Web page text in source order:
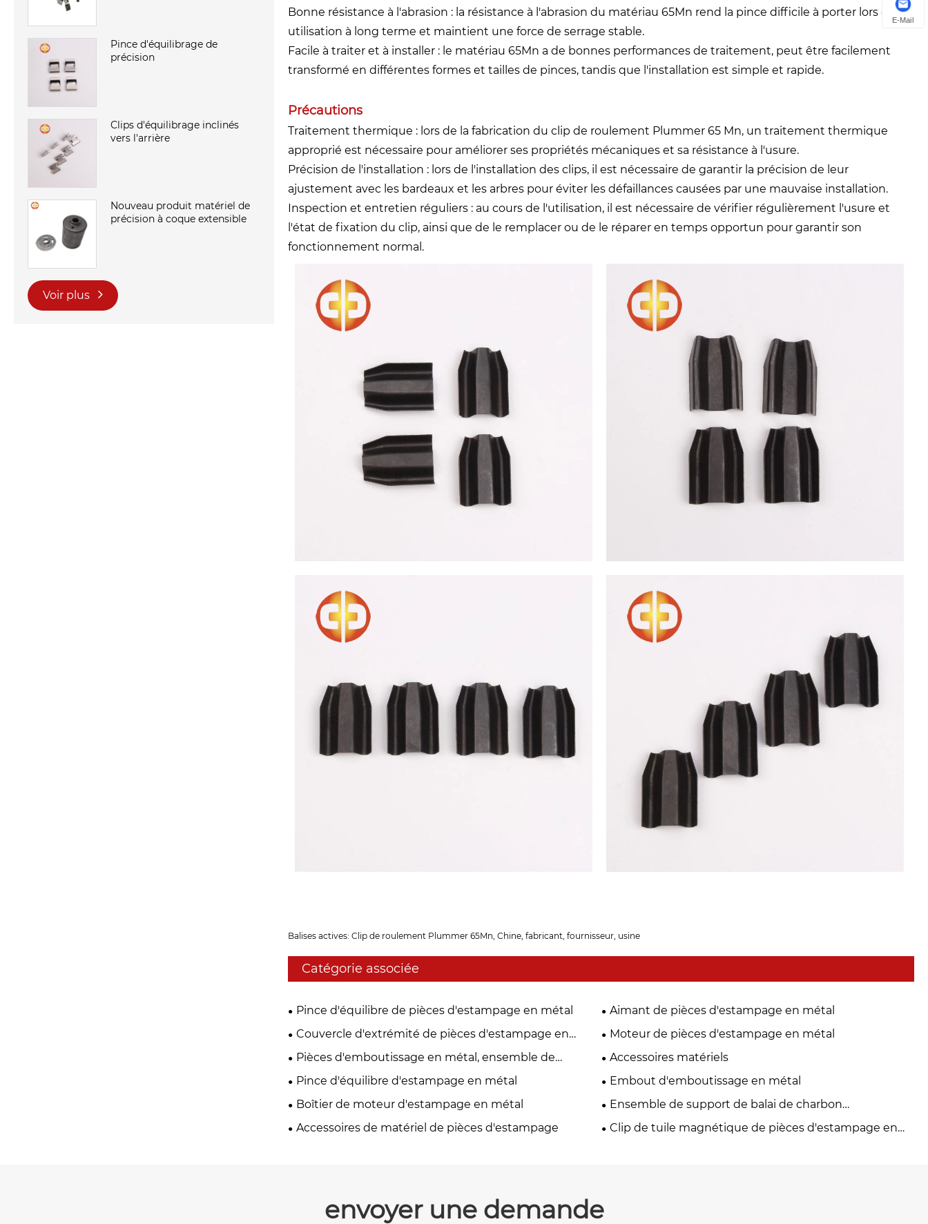
Pince d'équilibrage de
précision
Clips d'équilibrage inclinés
vers l'arrière
Nouveau produit matériel de
précision à coque extensible
Voir plus
Bonne résistance à l'abrasion : la résistance à l'abrasion du matériau 65Mn rend la pince difficile à porter lors d'une
utilisation à long terme et maintient une force de serrage stable.
Facile à traiter et à installer : le matériau 65Mn a de bonnes performances de traitement, peut être facilement
transformé en différentes formes et tailles de pinces, tandis que l'installation est simple et rapide.
Précautions
Traitement thermique : lors de la fabrication du clip de roulement Plummer 65 Mn, un traitement thermique
approprié est nécessaire pour améliorer ses propriétés mécaniques et sa résistance à l'usure.
Précision de l'installation : lors de l'installation des clips, il est nécessaire de garantir la précision de leur
ajustement avec les bardeaux et les arbres pour éviter les défaillances causées par une mauvaise installation.
Inspection et entretien réguliers : au cours de l'utilisation, il est nécessaire de vérifier régulièrement l'usure et
l'état de fixation du clip, ainsi que de le remplacer ou de le réparer en temps opportun pour garantir son
fonctionnement normal.
Balises actives: Clip de roulement Plummer 65Mn, Chine, fabricant, fournisseur, usine
Catégorie associée
Pince d'équilibre de pièces d'estampage en métal
Aimant de pièces d'estampage en métal
Couvercle d'extrémité de pièces d'estampage en
métal
Moteur de pièces d'estampage en métal
Pièces d'emboutissage en métal, ensemble de
support de balais de carbone
Accessoires matériels
Pince d'équilibre d'estampage en métal
Embout d'emboutissage en métal
Boîtier de moteur d'estampage en métal
Ensemble de support de balai de charbon
d'estampage en métal
Accessoires de matériel de pièces d'estampage
Clip de tuile magnétique de pièces d'estampage en
envoyer une demande
E-Mail